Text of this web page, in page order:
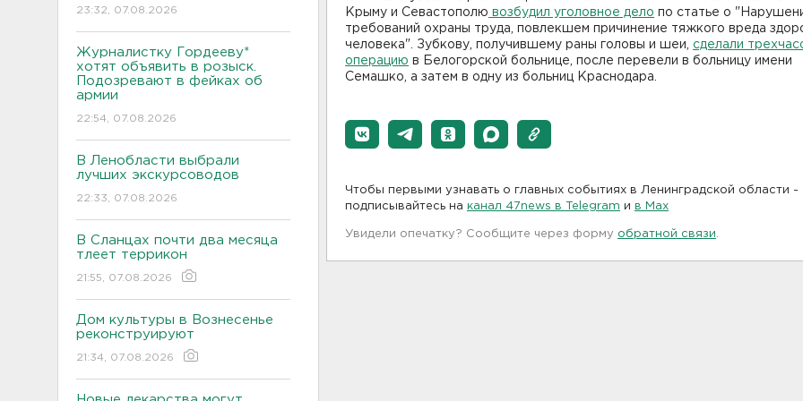
23:32, 07.08.2026
Журналистку Гордееву*
хотят объявить в розыск.
Подозревают в фейках об
армии
22:54, 07.08.2026
В Ленобласти выбрали
лучших экскурсоводов
22:33, 07.08.2026
В Сланцах почти два месяца
тлеет террикон
21:55, 07.08.2026
Дом культуры в Вознесенье
реконструируют
21:34, 07.08.2026
Крыму и Севастополю возбудил уголовное дело по статье о
требований охраны труда, повлекшем причинение тяжкого вреда
человека". Зубкову, получившему раны головы и шеи, сделали
операцию в Белогорской больнице, после перевели в больницу имени
Семашко, а затем в одну из больниц Краснодара.
Чтобы первыми узнавать о главных событиях в Ленинградской области -
подписывайтесь на канал 47news в Telegram и в Maх
Увидели опечатку? Сообщите через форму обратной связи